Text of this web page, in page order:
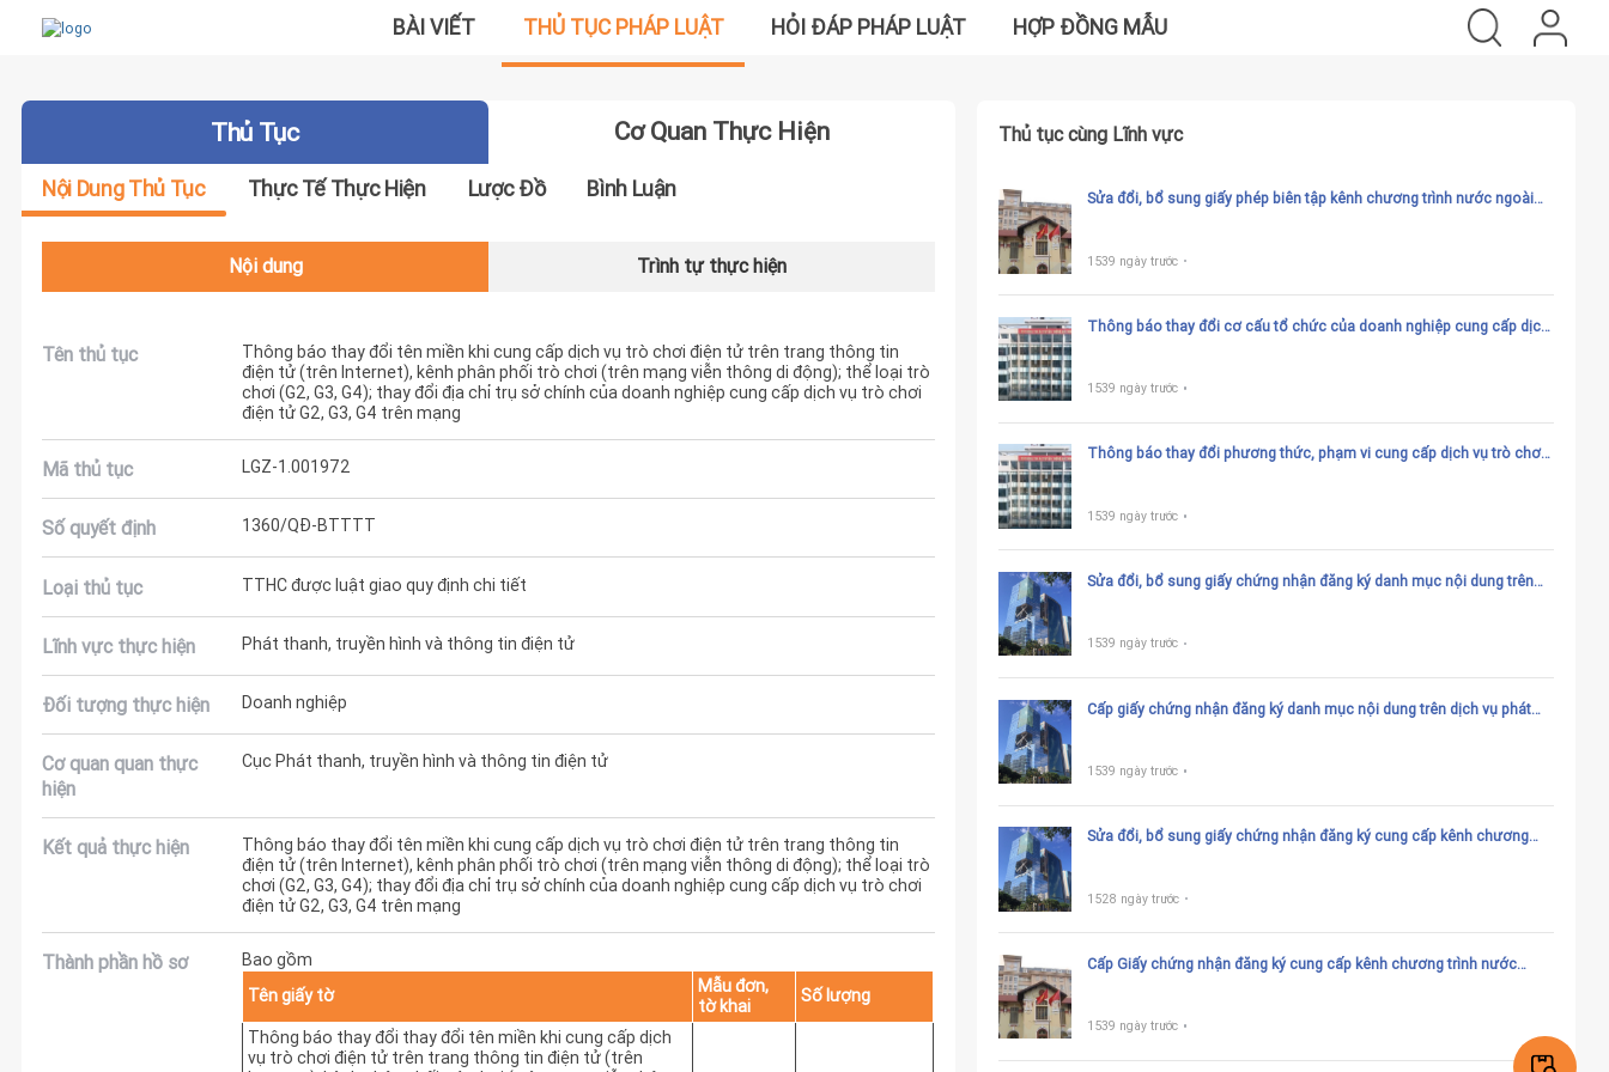
BÀI VIẾT THỦ TỤC PHÁP LUẬT HỎI ĐÁP PHÁP LUẬT HỢP ĐỒNG MẪU
Thủ Tục Cơ Quan Thực Hiện
Nội Dung Thủ Tục Thực Tế Thực Hiện Lược Đồ Bình Luận
Nội dung Trình tự thực hiện
Tên thủ tục
Thông báo thay đổi tên miền khi cung cấp dịch vụ trò chơi điện tử trên trang thông tin
điện tử (trên Internet), kênh phân phối trò chơi (trên mạng viễn thông di động); thể loại trò
chơi (G2, G3, G4); thay đổi địa chỉ trụ sở chính của doanh nghiệp cung cấp dịch vụ trò chơi
điện tử G2, G3, G4 trên mạng
Mã thủ tục LGZ-1.001972
Số quyết định 1360/QĐ-BTTTT
Loại thủ tục TTHC được luật giao quy định chi tiết
Lĩnh vực thực hiện Phát thanh, truyền hình và thông tin điện tử
Đối tượng thực hiện Doanh nghiệp
Cơ quan quan thực
hiện
Cục Phát thanh, truyền hình và thông tin điện tử
Kết quả thực hiện
Thông báo thay đổi tên miền khi cung cấp dịch vụ trò chơi điện tử trên trang thông tin
điện tử (trên Internet), kênh phân phối trò chơi (trên mạng viễn thông di động); thể loại trò
chơi (G2, G3, G4); thay đổi địa chỉ trụ sở chính của doanh nghiệp cung cấp dịch vụ trò chơi
điện tử G2, G3, G4 trên mạng
Thành phần hồ sơ
Bao gồm
Tên giấy tờ
Mẫu đơn,
tờ khai
Số lượng
Thông báo thay đổi thay đổi tên miền khi cung cấp dịch
vụ trò chơi điện tử trên trang thông tin điện tử (trên
Thủ tục cùng Lĩnh vực
Sửa đổi, bổ sung giấy phép biên tập kênh chương trình nước ngoài
1539 ngày trước
Thông báo thay đổi cơ cấu tổ chức của doanh nghiệp cung cấp dịch
nghiệp; thay đổi phần vốn góp dẫn đến thay đổi thành viên góp vốn
(hoặc cổ đông) có phần vốn góp từ 30% vốn điều lệ trở lên của
1539 ngày trước
Thông báo thay đổi phương thức, phạm vi cung cấp dịch vụ trò chơi
1539 ngày trước
Sửa đổi, bổ sung giấy chứng nhận đăng ký danh mục nội dung trên
1539 ngày trước
Cấp giấy chứng nhận đăng ký danh mục nội dung trên dịch vụ phát
1539 ngày trước
Sửa đổi, bổ sung giấy chứng nhận đăng ký cung cấp kênh chương
1528 ngày trước
Cấp Giấy chứng nhận đăng ký cung cấp kênh chương trình nước
1539 ngày trước